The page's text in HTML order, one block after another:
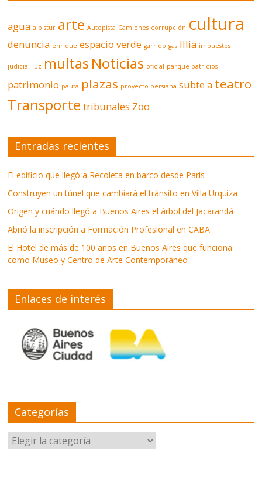
agua albistur arte Autopista Camiones corrupción cultura
denuncia enrique espacio verde garrido gas Illia impuestos
judicial luz multas Noticias oficial parque patricios
patrimonio pauta plazas proyecto persiana subte a teatro
Transporte tribunales Zoo
Entradas recientes
El edificio que llegó a Recoleta en barco desde París
Construyen un túnel que cambiará el tránsito en Villa Urquiza
Origen y cuándo llegó a Buenos Aires el árbol del Jacarandá
Abrió la inscripción a Formación Profesional en CABA
El Hotel de más de 100 años en Buenos Aires que funciona
como Museo y Centro de Arte Contemporáneo
Enlaces de interés
Categorías
Categorías